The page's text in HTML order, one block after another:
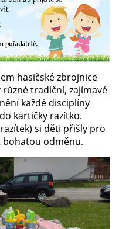
ČMS - SDH STŘÍŽOVICE
hasičské zbrojnice
tradiční, zajímavé
každé disciplíny
kartičky razítko.
si děti přišly pro
bohatou odměnu.